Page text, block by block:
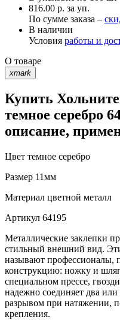
816.00 р. за уп.
По сумме заказа –
В наличии
Условия работы и
О товаре
xmark
Купить
темное серебро
описание,
Цвет темное серебро
Размер 11мм
Материал цветной металл
Артикул 64195
Металлические заклепки
стильный внешний вид.
называют профессионалы,
конструкцию: ножку и
специальном прессе,
надежно соединяет два
разрывом при натяжении,
крепления.